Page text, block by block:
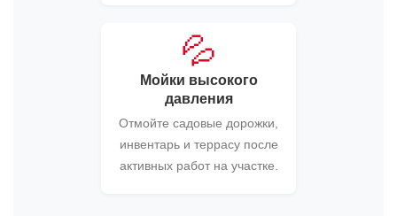
💦
Мойки высокого
давления
Отмойте садовые дорожки,
инвентарь и террасу после
активных работ на участке.